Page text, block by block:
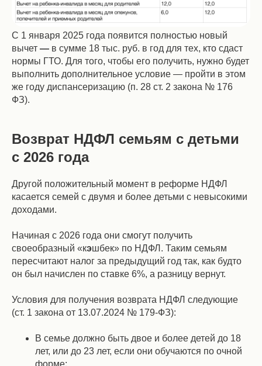
С 1 января 2025 года появится полностью новый
вычет — в сумме 18 тыс. руб. в год для тех, кто сдаст
нормы ГТО. Для того, чтобы его получить, нужно будет
выполнить дополнительное условие — пройти в этом
же году диспансеризацию (п. 28 ст. 2 закона № 176
ФЗ).
Возврат НДФЛ семьям с детьми
с 2026 года
Другой положительный момент в реформе НДФЛ
касается семей с двумя и более детьми с невысокими
доходами.
Начиная с 2026 года они смогут получить
своеобразный «кэшбек» по НДФЛ. Таким семьям
пересчитают налог за предыдущий год так, как будто
он был начислен по ставке 6%, а разницу вернут.
Условия для получения возврата НДФЛ следующие
(ст. 1 закона от 13.07.2024 № 179-ФЗ):
В семье должно быть двое и более детей до 18
лет, или до 23 лет, если они обучаются по очной
форме;